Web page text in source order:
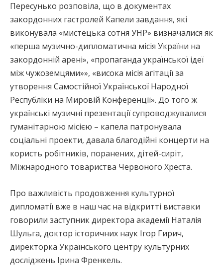
Пересунько розповіла, що в документах
закордонних гастролей Капели завдання, які
виконувала «мистецька сотня УНР» визначалися як
«перша музично-дипломатична місія України на
закордонній арені», «пропаганда української ідеї
між чужоземцями»», «висока місія агітації за
утворення Самостійної Української Народної
Республіки на Мировій Конференції». До того ж
українські музичні презентації супроводжувалися
гуманітарною місією – капела патронувала
соціальні проекти, давала благодійні концерти на
користь робітників, поранених, дітей-сиріт,
Міжнародного товариства Червоного Хреста.
Про важливість продовження культурної
дипломатії вже в наш час на відкритті виставки
говорили заступник директора академії Наталія
Шульга, доктор історичних наук Ігор Гирич,
директорка Українського центру культурних
досліджень Ірина Френкель.